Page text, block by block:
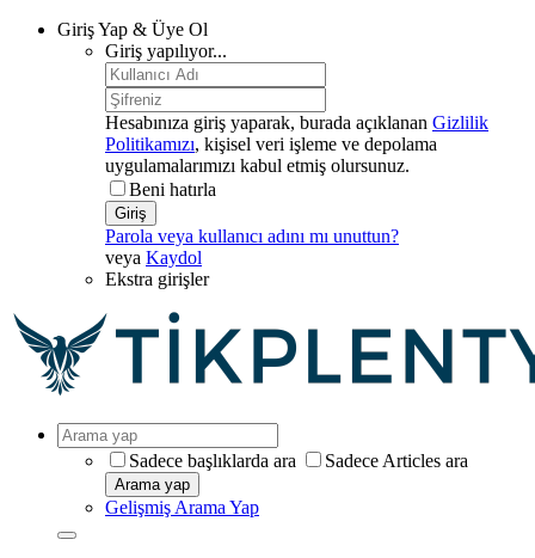
Giriş Yap & Üye Ol
Giriş yapılıyor...
Hesabınıza giriş yaparak, burada açıklanan Gizlilik
Politikamızı, kişisel veri işleme ve depolama
uygulamalarımızı kabul etmiş olursunuz.
Beni hatırla
Giriş
Parola veya kullanıcı adını mı unuttun?
veya Kaydol
Ekstra girişler
Sadece başlıklarda ara Sadece Articles ara
Arama yap
Gelişmiş Arama Yap